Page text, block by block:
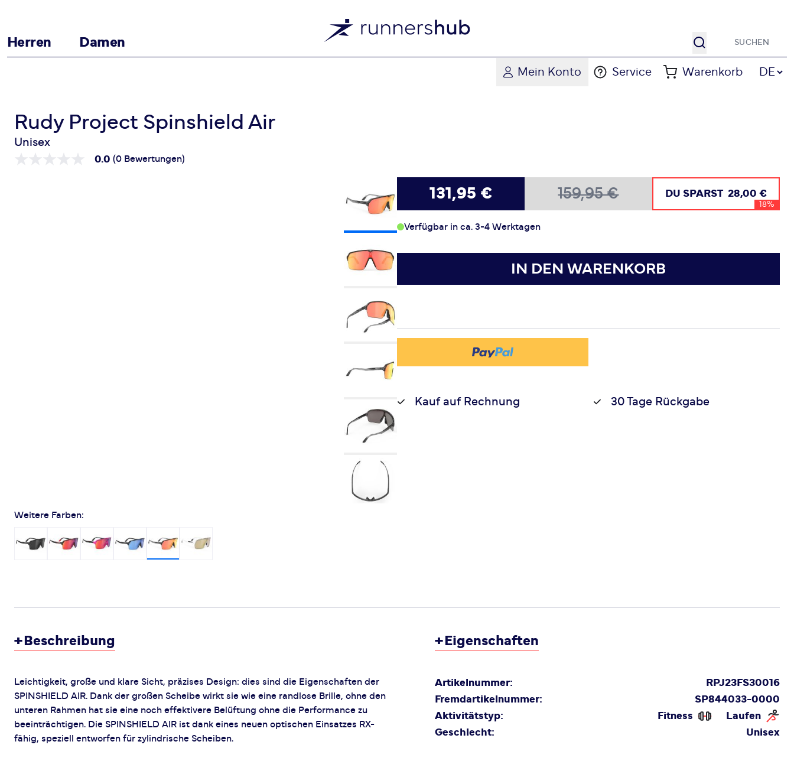
Herren Damen Suche
Mein Konto Service Warenkorb Sprache
DE
Spinshield Air
Rudy Project Spinshield Air
Unisex
0.0 (0 Bewertungen)
Weitere Farben:
131,95 € 159,95 € DU SPARST 28,00 €
18%
Verfügbar in ca. 3-4 Werktagen
IN DEN WARENKORB
Kauf auf Rechnung 30 Tage Rückgabe
+ Beschreibung
Leichtigkeit, große und klare Sicht, präzises Design: dies sind die Eigenschaften der
SPINSHIELD AIR. Dank der großen Scheibe wirkt sie wie eine randlose Brille, ohne den
unteren Rahmen hat sie eine noch effektivere Belüftung ohne die Performance zu
beeinträchtigen. Die SPINSHIELD AIR ist dank eines neuen optischen Einsatzes RX-
fähig, speziell entworfen für zylindrische Scheiben.
+ Eigenschaften
Artikelnummer:
RPJ23FS30016
Fremdartikelnummer:
SP844033-0000
Aktivitätstyp:
Fitness
Laufen
Geschlecht:
Unisex